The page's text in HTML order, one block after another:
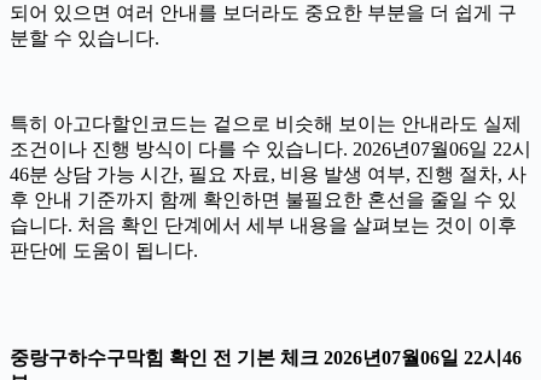
되어 있으면 여러 안내를 보더라도 중요한 부분을 더 쉽게 구
분할 수 있습니다.
특히 아고다할인코드는 겉으로 비슷해 보이는 안내라도 실제
조건이나 진행 방식이 다를 수 있습니다. 2026년07월06일 22시
46분 상담 가능 시간, 필요 자료, 비용 발생 여부, 진행 절차, 사
후 안내 기준까지 함께 확인하면 불필요한 혼선을 줄일 수 있
습니다. 처음 확인 단계에서 세부 내용을 살펴보는 것이 이후
판단에 도움이 됩니다.
중랑구하수구막힘 확인 전 기본 체크 2026년07월06일 22시46